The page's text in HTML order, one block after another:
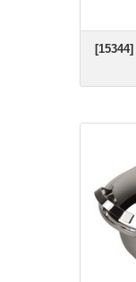
[15344]